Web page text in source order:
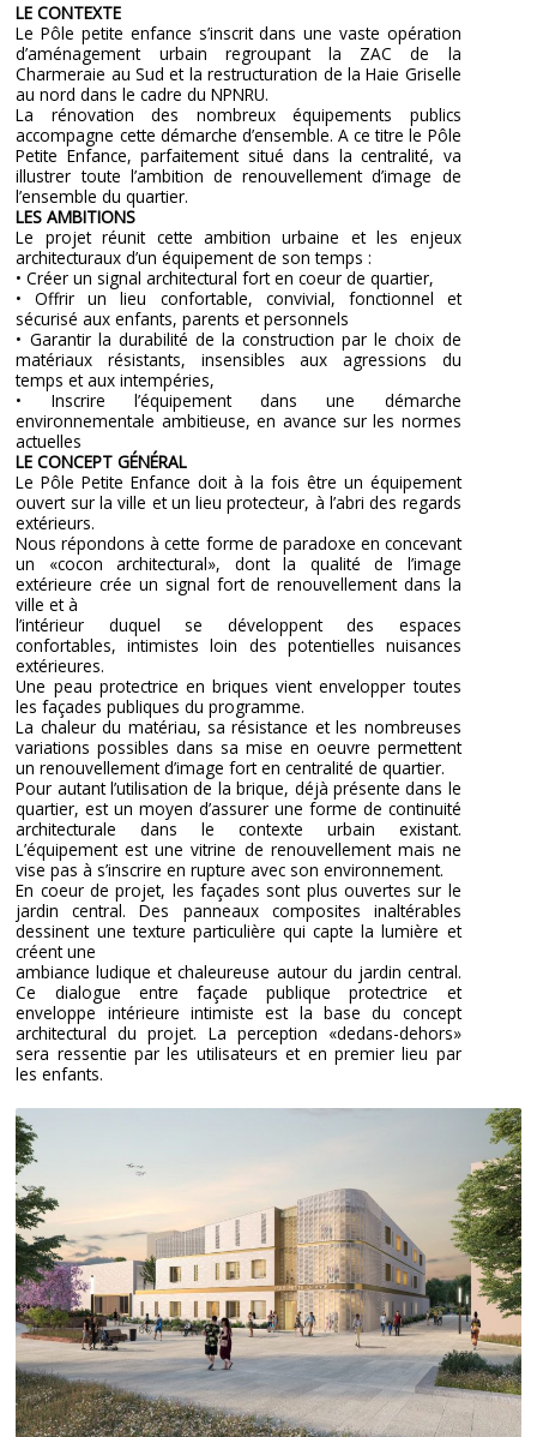
LE CONTEXTE
Le Pôle petite enfance s’inscrit dans une vaste opération
d’aménagement urbain regroupant la ZAC de la
Charmeraie au Sud et la restructuration de la Haie Griselle
au nord dans le cadre du NPNRU.
La rénovation des nombreux équipements publics
accompagne cette démarche d’ensemble. A ce titre le Pôle
Petite Enfance, parfaitement situé dans la centralité, va
illustrer toute l’ambition de renouvellement d’image de
l’ensemble du quartier.
LES AMBITIONS
Le projet réunit cette ambition urbaine et les enjeux
architecturaux d’un équipement de son temps :
• Créer un signal architectural fort en coeur de quartier,
• Offrir un lieu confortable, convivial, fonctionnel et
sécurisé aux enfants, parents et personnels
• Garantir la durabilité de la construction par le choix de
matériaux résistants, insensibles aux agressions du
temps et aux intempéries,
• Inscrire l’équipement dans une démarche
environnementale ambitieuse, en avance sur les normes
actuelles
LE CONCEPT GÉNÉRAL
Le Pôle Petite Enfance doit à la fois être un équipement
ouvert sur la ville et un lieu protecteur, à l’abri des regards
extérieurs.
Nous répondons à cette forme de paradoxe en concevant
un «cocon architectural», dont la qualité de l’image
extérieure crée un signal fort de renouvellement dans la
ville et à
l’intérieur duquel se développent des espaces
confortables, intimistes loin des potentielles nuisances
extérieures.
Une peau protectrice en briques vient envelopper toutes
les façades publiques du programme.
La chaleur du matériau, sa résistance et les nombreuses
variations possibles dans sa mise en oeuvre permettent
un renouvellement d’image fort en centralité de quartier.
Pour autant l’utilisation de la brique, déjà présente dans le
quartier, est un moyen d’assurer une forme de continuité
architecturale dans le contexte urbain existant.
L’équipement est une vitrine de renouvellement mais ne
vise pas à s’inscrire en rupture avec son environnement.
En coeur de projet, les façades sont plus ouvertes sur le
jardin central. Des panneaux composites inaltérables
dessinent une texture particulière qui capte la lumière et
créent une
ambiance ludique et chaleureuse autour du jardin central.
Ce dialogue entre façade publique protectrice et
enveloppe intérieure intimiste est la base du concept
architectural du projet. La perception «dedans-dehors»
sera ressentie par les utilisateurs et en premier lieu par
les enfants.